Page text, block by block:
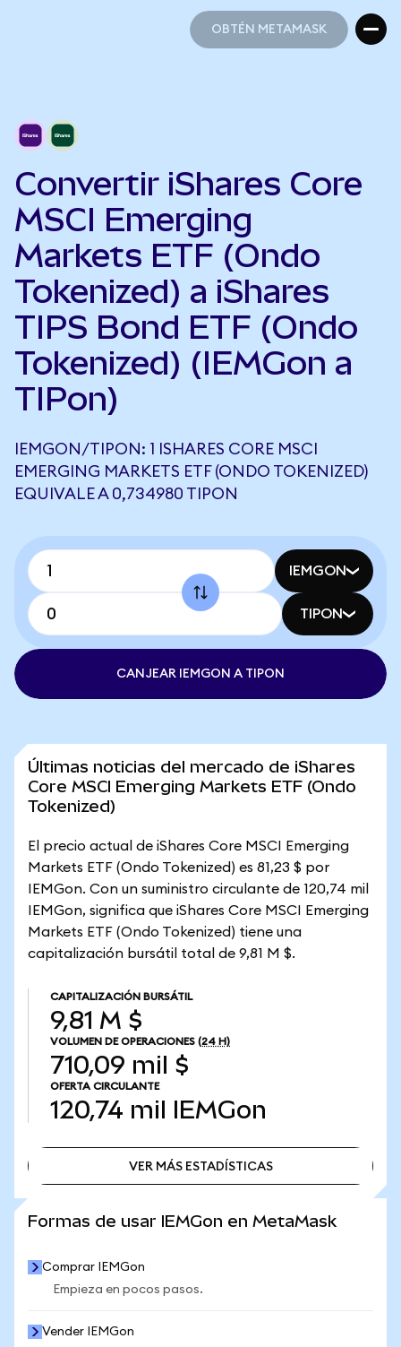
OBTÉN METAMASK
Convertir iShares Core
MSCI Emerging
Markets ETF (Ondo
Tokenized) a iShares
TIPS Bond ETF (Ondo
Tokenized) (IEMGon a
TIPon)
IEMGON/TIPON: 1 ISHARES CORE MSCI
EMERGING MARKETS ETF (ONDO TOKENIZED)
EQUIVALE A 0,734980 TIPON
IEMGON
TIPON
CANJEAR IEMGON A TIPON
Últimas noticias del mercado de iShares
Core MSCI Emerging Markets ETF (Ondo
Tokenized)
El precio actual de iShares Core MSCI Emerging
Markets ETF (Ondo Tokenized) es 81,23 $ por
IEMGon. Con un suministro circulante de 120,74 mil
IEMGon, significa que iShares Core MSCI Emerging
Markets ETF (Ondo Tokenized) tiene una
capitalización bursátil total de 9,81 M $.
CAPITALIZACIÓN BURSÁTIL
9,81 M $
VOLUMEN DE OPERACIONES (24 H)
710,09 mil $
OFERTA CIRCULANTE
120,74 mil IEMGon
VER MÁS ESTADÍSTICAS
Formas de usar IEMGon en MetaMask
Comprar IEMGon
Empieza en pocos pasos.
Vender IEMGon